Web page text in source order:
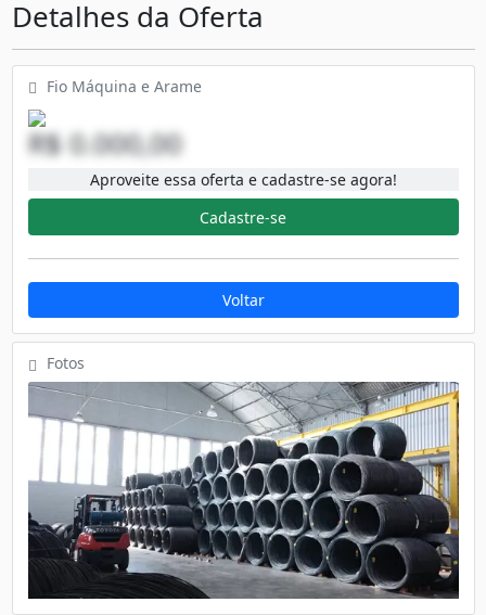
Detalhes da Oferta
Fio Máquina e Arame
R$ 0.000,00
Aproveite essa oferta e cadastre-se agora!
Cadastre-se
Voltar
Fotos